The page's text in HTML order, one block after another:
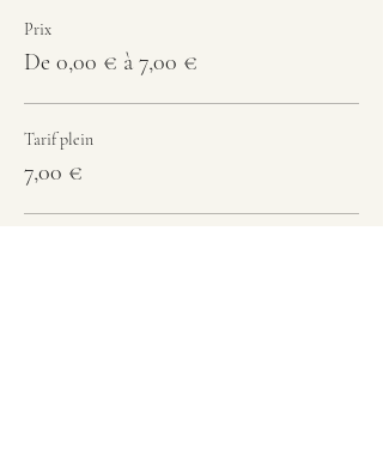
Prix
De 0,00 € à 7,00 €
Tarif plein
7,00 €